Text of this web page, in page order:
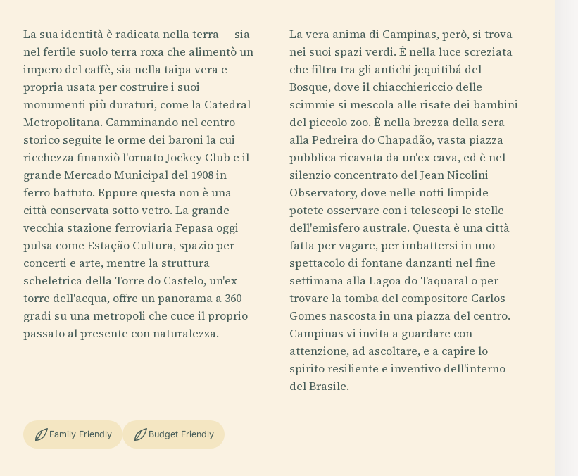
La sua identità è radicata nella terra — sia
nel fertile suolo terra roxa che alimentò un
impero del caffè, sia nella taipa vera e
propria usata per costruire i suoi
monumenti più duraturi, come la Catedral
Metropolitana. Camminando nel centro
storico seguite le orme dei baroni la cui
ricchezza finanziò l'ornato Jockey Club e il
grande Mercado Municipal del 1908 in
ferro battuto. Eppure questa non è una
città conservata sotto vetro. La grande
vecchia stazione ferroviaria Fepasa oggi
pulsa come Estação Cultura, spazio per
concerti e arte, mentre la struttura
scheletrica della Torre do Castelo, un'ex
torre dell'acqua, offre un panorama a 360
gradi su una metropoli che cuce il proprio
passato al presente con naturalezza.
La vera anima di Campinas, però, si trova
nei suoi spazi verdi. È nella luce screziata
che filtra tra gli antichi jequitibá del
Bosque, dove il chiacchiericcio delle
scimmie si mescola alle risate dei bambini
del piccolo zoo. È nella brezza della sera
alla Pedreira do Chapadão, vasta piazza
pubblica ricavata da un'ex cava, ed è nel
silenzio concentrato del Jean Nicolini
Observatory, dove nelle notti limpide
potete osservare con i telescopi le stelle
dell'emisfero australe. Questa è una città
fatta per vagare, per imbattersi in uno
spettacolo di fontane danzanti nel fine
settimana alla Lagoa do Taquaral o per
trovare la tomba del compositore Carlos
Gomes nascosta in una piazza del centro.
Campinas vi invita a guardare con
attenzione, ad ascoltare, e a capire lo
spirito resiliente e inventivo dell'interno
del Brasile.
Family Friendly Budget Friendly